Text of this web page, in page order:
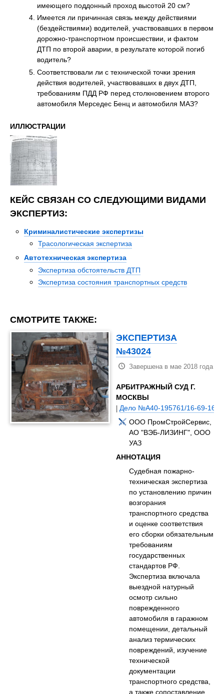
имеющего поддонный проход высотой 20 см?
Имеется ли причинная связь между действиями
(бездействиями) водителей, участвовавших в первом
дорожно-транспортном происшествии, и фактом
ДТП по второй аварии, в результате которой погиб
водитель?
Соответствовали ли с технической точки зрения
действия водителей, участвовавших в двух ДТП,
требованиям ПДД РФ перед столкновением второго
автомобиля Мерседес Бенц и автомобиля МАЗ?
ИЛЛЮСТРАЦИИ
КЕЙС СВЯЗАН СО СЛЕДУЮЩИМИ ВИДАМИ
ЭКСПЕРТИЗ:
Криминалистические экспертизы
Трасологическая экспертиза
Автотехническая экспертиза
Экспертиза обстоятельств ДТП
Экспертиза состояния транспортных средств
СМОТРИТЕ ТАКЖЕ:
ЭКСПЕРТИЗА
№43024
Завершена в мае 2018 года
АРБИТРАЖНЫЙ СУД Г.
МОСКВЫ
|Дело №А40-195761/16-69-1681
ООО ПромСтройСервис,
АО "ВЭБ-ЛИЗИНГ", ООО
УАЗ
АННОТАЦИЯ
Судебная пожарно-
техническая экспертиза
по установлению причин
возгорания
транспортного средства
и оценке соответствия
его сборки обязательным
требованиям
государственных
стандартов РФ.
Экспертиза включала
выездной натурный
осмотр сильно
поврежденного
автомобиля в гаражном
помещении, детальный
анализ термических
повреждений, изучение
технической
документации
транспортного средства,
а также сопоставление